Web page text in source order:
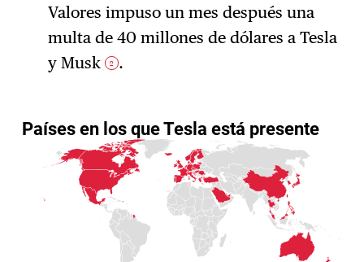
Valores impuso un mes después una
multa de 40 millones de dólares a Tesla
y Musk
2 .